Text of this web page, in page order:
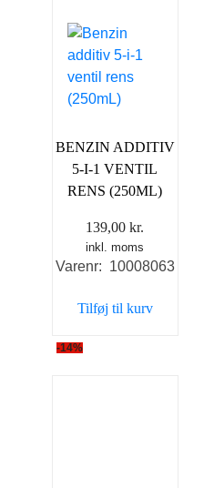
BENZIN ADDITIV
5-I-1 VENTIL
RENS (250ML)
139,00kr.
inkl. moms
Varenr: 10008063
Tilføj til kurv
-14%